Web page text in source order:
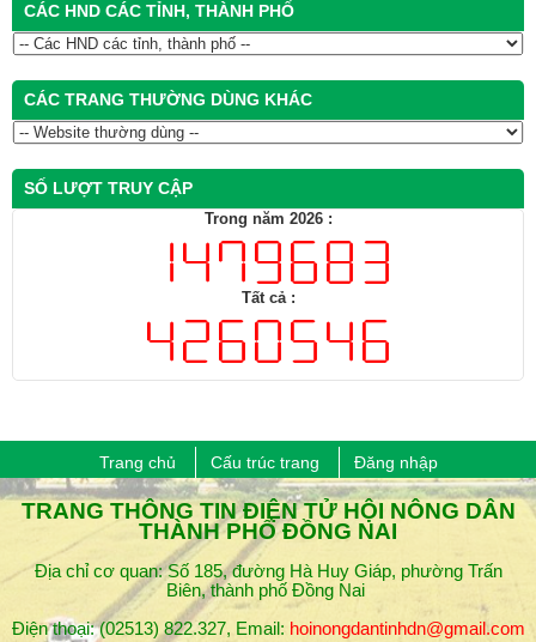
CÁC HND CÁC TỈNH, THÀNH PHỐ
CÁC TRANG THƯỜNG DÙNG KHÁC
SỐ LƯỢT TRUY CẬP
Trong năm 2026 :
Tất cả :
Trang chủ Cấu trúc trang Đăng nhập
​TRANG THÔNG TIN ĐIỆN TỬ HỘI NÔNG DÂN
THÀNH PHỐ ĐỒNG NAI
Địa chỉ cơ quan: Số 185, đường Hà Huy Giáp, phường Trấn
Biên, thành phố Đồng Nai
Điện thoại: (02513) 822.327, Email: hoinongdantinhdn@gmail.com